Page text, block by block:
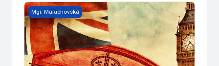
Konverzácia v angličtine - 4.DF
Mgr. Malachovská